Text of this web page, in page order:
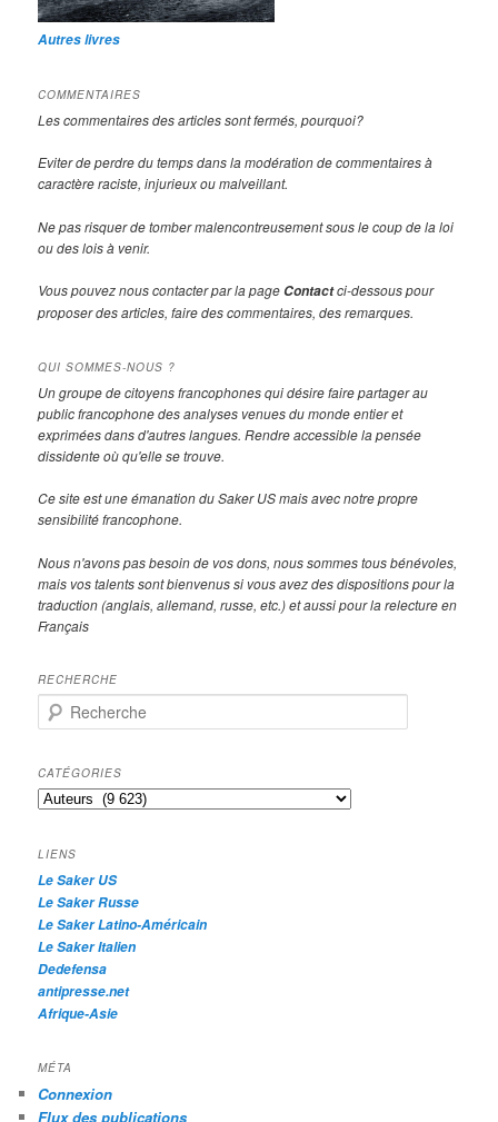
Autres livres
COMMENTAIRES
Les commentaires des articles sont fermés, pourquoi?
Eviter de perdre du temps dans la modération de commentaires à
caractère raciste, injurieux ou malveillant.
Ne pas risquer de tomber malencontreusement sous le coup de la loi
ou des lois à venir.
Vous pouvez nous contacter par la page Contactci-dessous pour
proposer des articles, faire des commentaires, des remarques.
QUI SOMMES-NOUS ?
Un groupe de citoyens francophones qui désire faire partager au
public francophone des analyses venues du monde entier et
exprimées dans d'autres langues. Rendre accessible la pensée
dissidente où qu'elle se trouve.
Ce site est une émanation du Saker US mais avec notre propre
sensibilité francophone.
Nous n'avons pas besoin de vos dons, nous sommes tous bénévoles,
mais vos talents sont bienvenus si vous avez des dispositions pour la
traduction (anglais, allemand, russe, etc.) et aussi pour la relecture en
Français
RECHERCHE
e
h
e
r
h
e
CATÉGORIES
Catégories
LIENS
Le Saker US
Le Saker Russe
Le Saker Latino-Américain
Le Saker Italien
Dedefensa
antipresse.net
Afrique-Asie
MÉTA
Connexion
Flux des publications